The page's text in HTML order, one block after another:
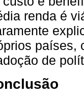
renda é
países,
de